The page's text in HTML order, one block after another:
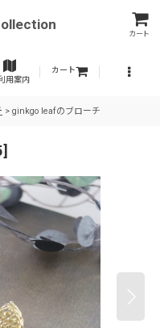
カート
用案内
カート
> ginkgo leafのブローチ
]